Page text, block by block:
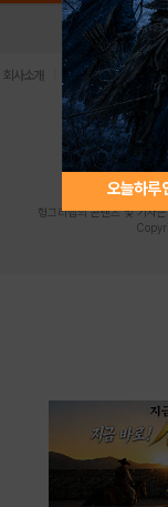
오늘하루
회사소개 이용약관 | 개인정보
사업자등
주소: 서울시 금천구
청소
등록
발
헝그리앱의 콘텐츠 및 기사